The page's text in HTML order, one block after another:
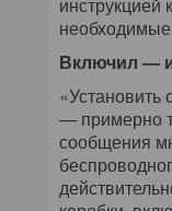
Включил —
«Установить
— примерно
сообщения